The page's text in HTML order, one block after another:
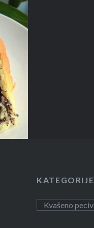
KATEGORIJE
Kategorije